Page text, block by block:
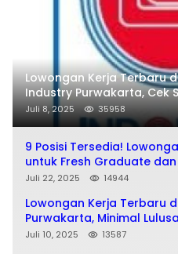
Lowongan Kerja Terbaru
Industry Purwakarta, Cek
Juli 8, 2025 35958
9 Posisi Tersedia!
untuk Fresh Graduate dan
Juli 22, 2025 14944
Lowongan Kerja Terbaru
Purwakarta, Minimal
Juli 10, 2025 13587